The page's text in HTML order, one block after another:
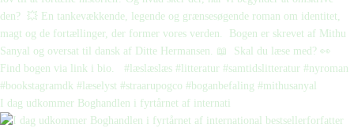
I dag udkommer Boghandlen i fyrtårnet af internati